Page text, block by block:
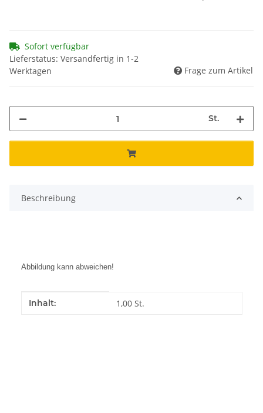
Sofort verfügbar
Lieferstatus: Versandfertig in 1-2
Werktagen
Frage zum Artikel
St.
Beschreibung
Abbildung kann abweichen!
Produkteigenschaft
Wert
Inhalt: 1,00 St.